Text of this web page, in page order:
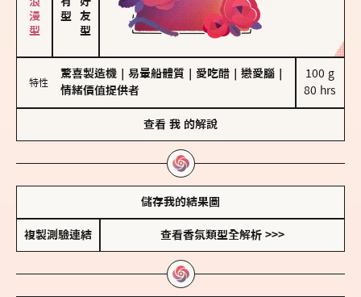
好友型
特性
驚喜製造機 易暈船體質 愛吃醋 戀愛腦
情緒價值提供者
100 g
80 hrs
查看 我 的解說
儲存我的結果圖
複製測驗連結 查看香氛類型全解析 >>>